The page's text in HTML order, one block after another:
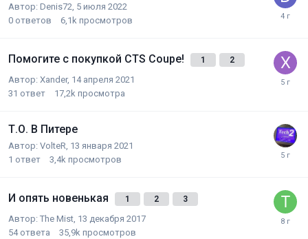
Автор: Denis72 5 июля 2022
0 ответов 6,1k просмотров
Помогите с покупкой CTS Coupe! 1 2
Автор: Xander, 14 апреля 2021
31 ответ 17,2k просмотра
Т.О. В Питере
Автор: VolteR 13 января 2021
1 ответ 3,4k просмотров
И опять новенькая 1 2 3
Автор: The Mist 13 декабря 2017
54 ответа 35,9k просмотров